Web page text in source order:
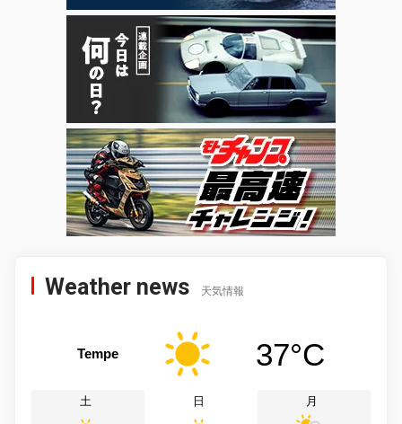
Weather news 天気情報
Tempe 37°C
土 日 月